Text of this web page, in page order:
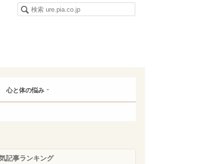
心と体の悩み
記事ランキング